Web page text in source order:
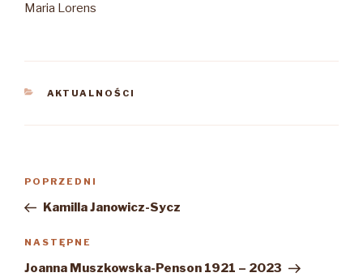
Maria Lorens
KATEGORIE
AKTUALNOŚCI
Poprzedni
wpis
POPRZEDNI
Kamilla Janowicz-Sycz
Następny
wpis
NASTĘPNE
Joanna Muszkowska-Penson 1921 – 2023